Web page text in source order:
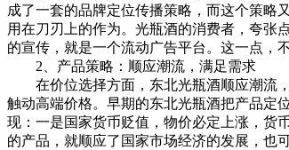
成了一套的品牌定位传播策略，而这个策略
用在刀刃上的作为。光瓶酒的消费者，夸张
的宣传，就是一个流动广告平台。这一点，
2、产品策略：顺应潮流，满足需求
在价位选择方面，东北光瓶酒顺应潮流，
触动高端价格。早期的东北光瓶酒把产品定
现：一是国家货币贬值，物价必定上涨，货
的产品，就顺应了国家市场经济的发展，也